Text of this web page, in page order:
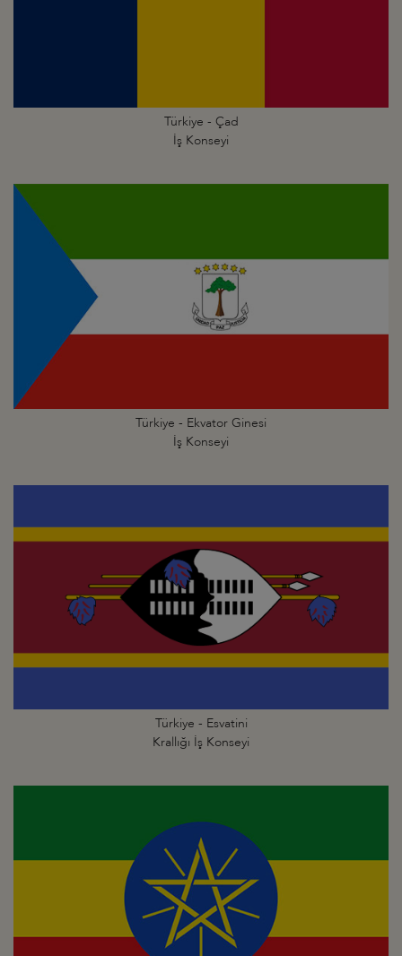
Türkiye - Çad
İş Konseyi
Türkiye - Ekvator Ginesi
İş Konseyi
Türkiye - Esvatini
Krallığı İş Konseyi